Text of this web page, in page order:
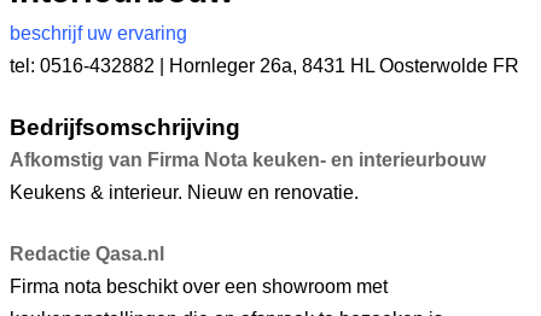
beschrijf uw ervaring
tel: 0516-432882 |
Hornleger 26a, 8431 HL Oosterwolde FR
Bedrijfsomschrijving
Afkomstig van Firma Nota keuken- en interieurbouw
Keukens & interieur. Nieuw en renovatie.
Redactie Qasa.nl
Firma nota beschikt over een showroom met